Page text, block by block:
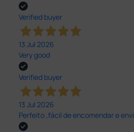
Verified buyer
13 Jul 2026
Very good
Verified buyer
13 Jul 2026
Perfeito ,fácil de encomendar e